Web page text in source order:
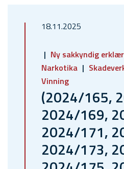
18.11.2025
Ny sakkyndig
Narkotika
Vinning
(2024/165,
2024/169,
2024/171,
2024/173,